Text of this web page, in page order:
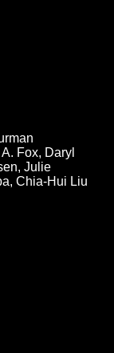
Fox, Daryl
Julie
Chia-Hui Liu